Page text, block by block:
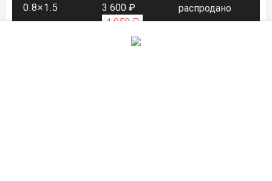
0.8×1.5 3 600 ₽
4 050 ₽
распродано